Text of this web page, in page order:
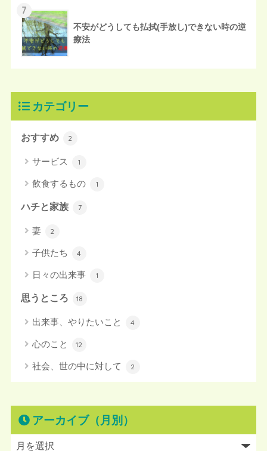
7
不安がどうしても払拭(手放し)できない時の逆
療法
カテゴリー
おすすめ 2
サービス 1
飲食するもの 1
ハチと家族 7
妻 2
子供たち 4
日々の出来事 1
思うところ 18
出来事、やりたいこと 4
心のこと 12
社会、世の中に対して 2
アーカイブ（月別）